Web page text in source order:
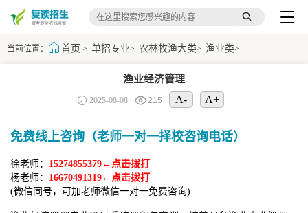
当前位置： 首页 > 单招专业> 农林牧渔大类> 渔业类>
渔业经济管理
2025-08-08 215 A- A+
免费线上咨询（老师一对一择校咨询电话）
徐老师： 15274855379←点击拨打
杨老师： 16670491319←点击拨打
(微信同号，可加老师微信一对一免费咨询)